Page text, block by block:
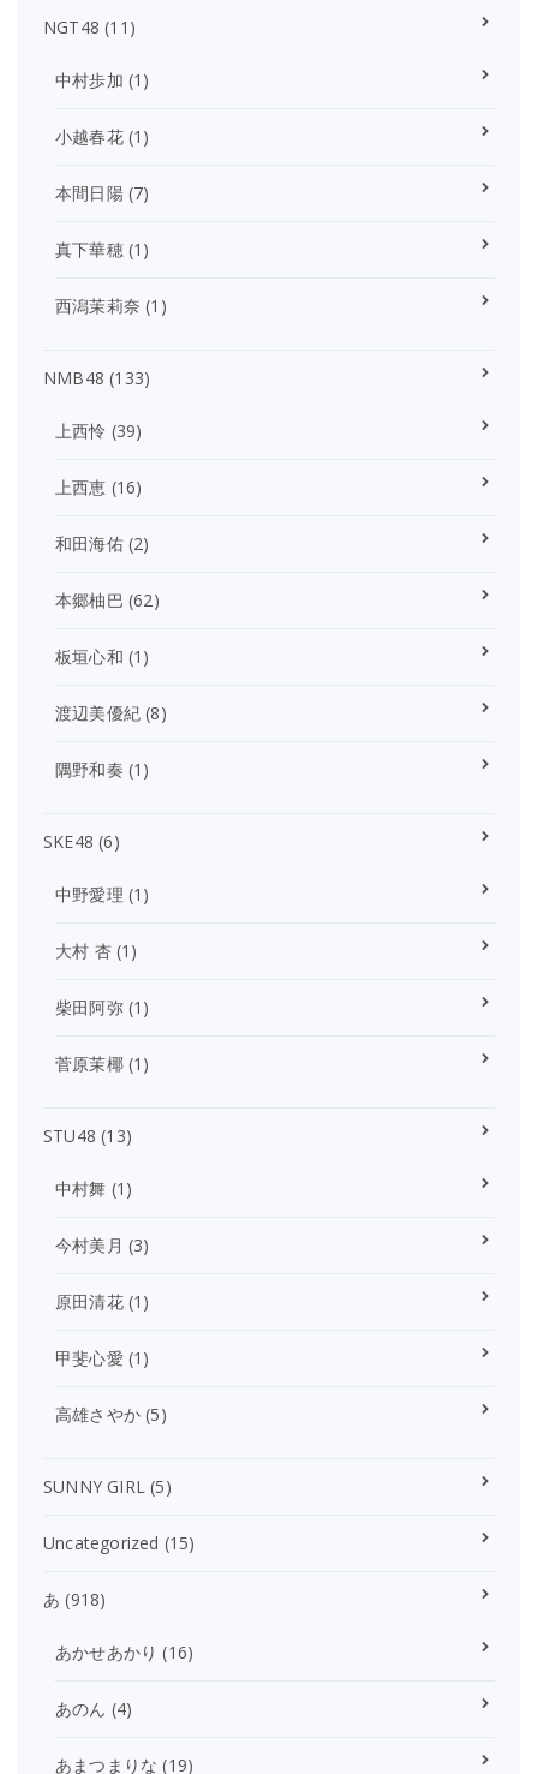
NGT48 (11)
中村歩加 (1)
小越春花(1)
本間日陽(7)
真下華穂(1)
西潟茉莉奈 (1)
NMB48 (133)
上西怜 (39)
上西恵 (16)
和田海佑(2)
本郷柚巴 (62)
板垣心和 (1)
渡辺美優紀 (8)
隅野和奏 (1)
SKE48 (6)
中野愛理 (1)
大村 杏(1)
柴田阿弥(1)
菅原茉椰(1)
STU48 (13)
中村舞 (1)
今村美月 (3)
原田清花(1)
甲斐心愛 (1)
高雄さやか (5)
SUNNY GIRL (5)
Uncategorized (15)
あ (918)
あかせあかり (16)
あのん (4)
あまつまりな (19)